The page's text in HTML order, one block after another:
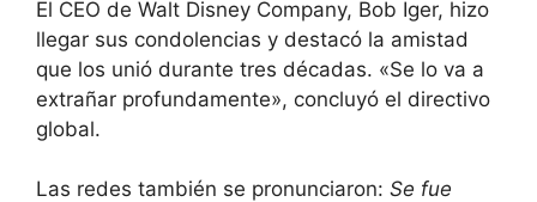
El CEO de Walt Disney Company, Bob Iger, hizo
llegar sus condolencias y destacó la amistad
que los unió durante tres décadas. «Se lo va a
extrañar profundamente», concluyó el directivo
global.
Las redes también se pronunciaron: Se fue